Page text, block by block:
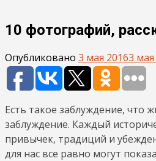
10 фотографий,
Опубликовано 3 мая 20163 мая
Есть такое заблуждение, что
заблуждение. Каждый
привычек, традиций и
для нас все равно могут